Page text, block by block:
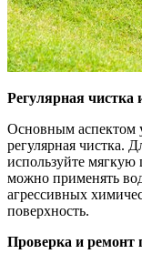
Регулярная чистка
Основным аспектом
регулярная чистка.
используйте
можно применять
агрессивных
поверхность.
Проверка и ремонт